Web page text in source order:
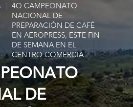
| 4O CAMPEONATO
NACIONAL DE
PREPARACIÓN DE CAFÉ
EN AEROPRESS, ESTE FIN
DE SEMANA EN EL
CENTRO COMERCIA
DE